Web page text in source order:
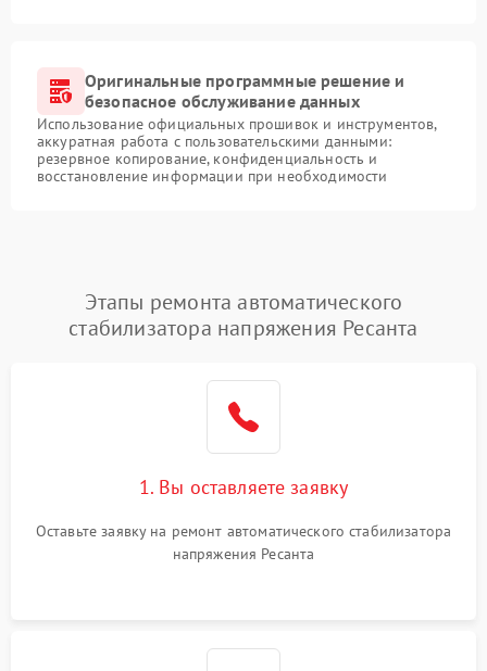
Оригинальные программные решение и
безопасное обслуживание данных
Использование официальных прошивок и инструментов,
аккуратная работа с пользовательскими данными:
резервное копирование, конфиденциальность и
восстановление информации при необходимости
Этапы ремонта автоматического
стабилизатора напряжения Ресанта
1. Вы оставляете заявку
Оставьте заявку на ремонт автоматического стабилизатора
напряжения Ресанта